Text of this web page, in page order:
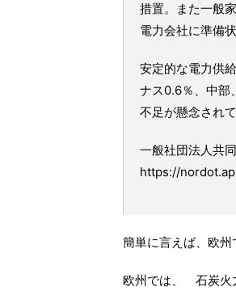
措置。また一般
電力会社に準備
安定的な電力供
ナス0.6％、中部
不足が懸念されて
一般社団法人共
https://
簡単に言えば、欧
欧州では、 石炭火